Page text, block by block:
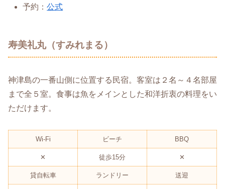
予約：公式
寿美礼丸（すみれまる）
神津島の一番山側に位置する民宿。客室は２名～４名部屋
まで全５室。食事は魚をメインとした和洋折衷の料理をい
ただけます。
Wi-Fi ビーチ BBQ
✕ 徒歩15分 ✕
貸自転車 ランドリー 送迎